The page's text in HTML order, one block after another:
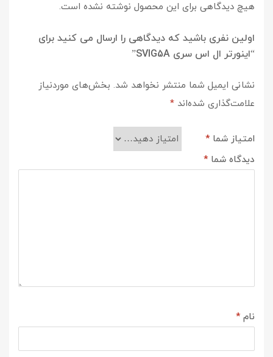
هیچ دیدگاهی برای این محصول نوشته نشده است.
اولین نفری باشید که دیدگاهی را ارسال می کنید برای
“اینورتر ال اس سری SVIG5A”
نشانی ایمیل شما منتشر نخواهد شد. بخش‌های موردنیاز
علامت‌گذاری شده‌اند *
امتیاز شما*
دیدگاه شما*
نام*